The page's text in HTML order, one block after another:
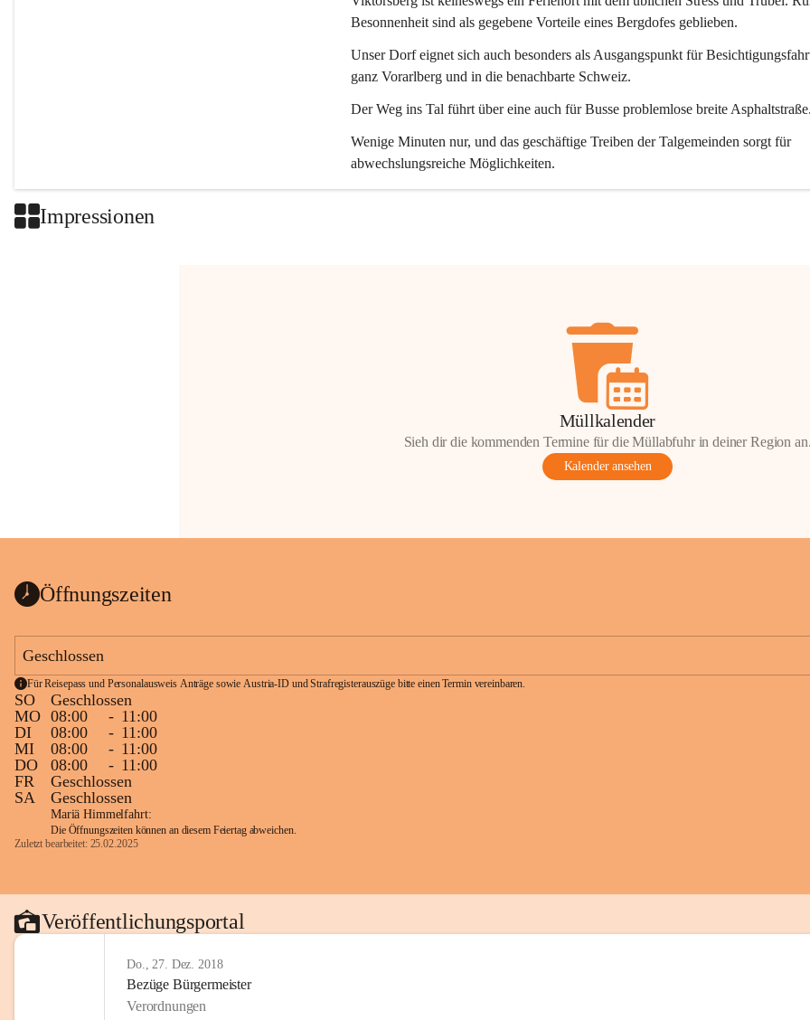
Besonnenheit sind als gegebene Vorteile eines Bergdofes geblieben.
Unser Dorf eignet sich auch besonders als Ausgangspunkt für
ganz Vorarlberg und in die benachbarte Schweiz.
Der Weg ins Tal führt über eine auch für Busse problemlose breite
Wenige Minuten nur, und das geschäftige Treiben der Talgemeinden sorgt für
abwechslungsreiche Möglichkeiten.
Impressionen
Müllkalender
Sieh dir die kommenden Termine für die Müllabfuhr in deiner Region
Kalender ansehen
Öffnungszeiten
Geschlossen
Für Reisepass und Personalausweis Anträge sowie Austria-ID und Strafregisterauszüge bitte einen Termin vereinbaren.
SO
Geschlossen
MO 08:00 - 11:00
DI
08:00 - 11:00
MI
08:00 - 11:00
DO
08:00 - 11:00
FR
Geschlossen
SA
Geschlossen
Mariä Himmelfahrt:
Die Öffnungszeiten können an diesem Feiertag abweichen.
Zuletzt bearbeitet: 25.02.2025
Veröffentlichungsportal
Do., 27. Dez. 2018
Bezüge Bürgermeister
Verordnungen